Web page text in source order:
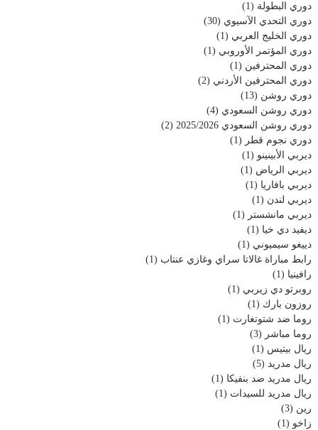
دوري البطولة (1)
دوري التحدي الآسيوي (30)
دوري الخليج العربي (1)
دوري المؤتمر الأوروبي (1)
دوري المحترفين (1)
دوري المحترفين الأردني (2)
دوري روشن (13)
دوري روشن السعودي (4)
دوري روشن السعودي 2025/2026
(2)
دوري نجوم قطر (1)
ديربي الأبينينو (1)
ديربي الرياض (1)
ديربي بافاريا (1)
ديربي لندن (1)
ديربي مانشستر (1)
ديفيد دي خيا (1)
دييغو سيميوني (1)
رابط مباراة غالاتا سراي وغازي عنتاب (1)
رافينيا (1)
روبرتو دي زيربي (1)
روزون بارك (1)
روما ضد شتوتغارت (1)
روما مباشر (3)
ريال بيتيس (1)
ريال مدريد (5)
ريال مدريد ضد بنفيكا (1)
ريال مدريد للسيدات (1)
رين (3)
زاخو (1)